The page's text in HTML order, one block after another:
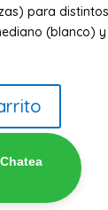
para
(blanco)